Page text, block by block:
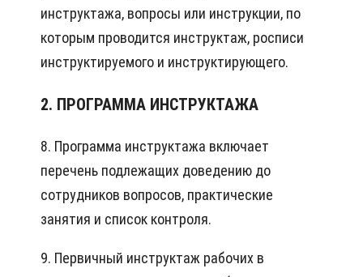
инструктажа, вопросы или инструкции, по
которым проводится инструктаж, росписи
инструктируемого и инструктирующего.
2. ПРОГРАММА ИНСТРУКТАЖА
8. Программа инструктажа включает
перечень подлежащих доведению до
сотрудников вопросов, практические
занятия и список контроля.
9. Первичный инструктаж рабочих в